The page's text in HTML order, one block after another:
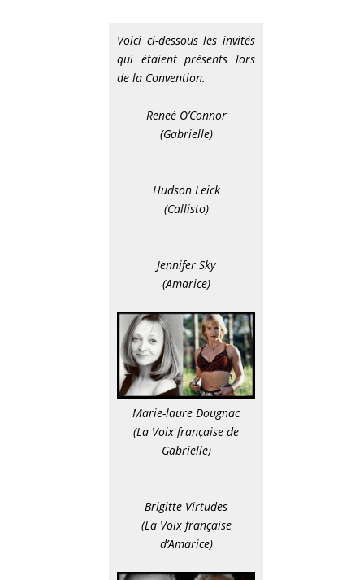
Voici ci-dessous les invités
qui étaient présents lors
de la Convention.
Reneé O’Connor
(Gabrielle)
Hudson Leick
(Callisto)
Jennifer Sky
(Amarice)
Marie-laure Dougnac
(La Voix française de
Gabrielle)
Brigitte Virtudes
(La Voix française
d’Amarice)